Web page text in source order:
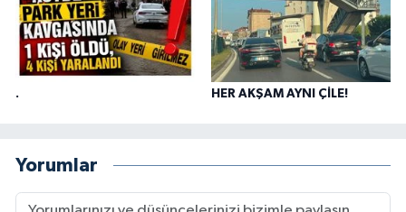
. HER AKŞAM AYNI ÇİLE!
Yorumlar